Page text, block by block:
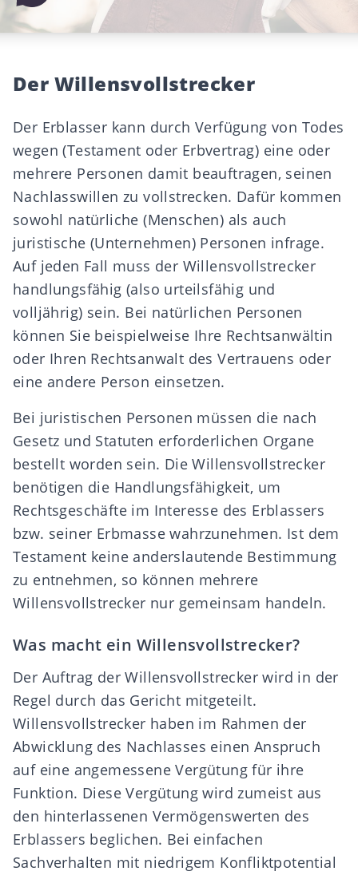
Der Willensvollstrecker
Der Erblasser kann durch Verfügung von Todes
wegen (Testament oder Erbvertrag) eine oder
mehrere Personen damit beauftragen, seinen
Nachlasswillen zu vollstrecken. Dafür kommen
sowohl natürliche (Menschen) als auch
juristische (Unternehmen) Personen infrage.
Auf jeden Fall muss der Willensvollstrecker
handlungsfähig (also urteilsfähig und
volljährig) sein. Bei natürlichen Personen
können Sie beispielweise Ihre Rechtsanwältin
oder Ihren Rechtsanwalt des Vertrauens oder
eine andere Person einsetzen.
Bei juristischen Personen müssen die nach
Gesetz und Statuten erforderlichen Organe
bestellt worden sein. Die Willensvollstrecker
benötigen die Handlungsfähigkeit, um
Rechtsgeschäfte im Interesse des Erblassers
bzw. seiner Erbmasse wahrzunehmen. Ist dem
Testament keine anderslautende Bestimmung
zu entnehmen, so können mehrere
Willensvollstrecker nur gemeinsam handeln.
Was macht ein Willensvollstrecker?
Der Auftrag der Willensvollstrecker wird in der
Regel durch das Gericht mitgeteilt.
Willensvollstrecker haben im Rahmen der
Abwicklung des Nachlasses einen Anspruch
auf eine angemesseneVergütung für ihre
Funktion. Diese Vergütung wird zumeist aus
den hinterlassenen Vermögenswerten des
Erblassers beglichen. Bei einfachen
Sachverhalten mit niedrigem Konfliktpotential